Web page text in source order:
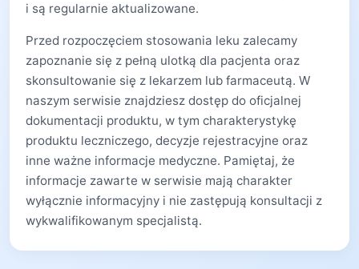
i są regularnie aktualizowane.
Przed rozpoczęciem stosowania leku zalecamy
zapoznanie się z pełną ulotką dla pacjenta oraz
skonsultowanie się z lekarzem lub farmaceutą. W
naszym serwisie znajdziesz dostęp do oficjalnej
dokumentacji produktu, w tym charakterystykę
produktu leczniczego, decyzje rejestracyjne oraz
inne ważne informacje medyczne. Pamiętaj, że
informacje zawarte w serwisie mają charakter
wyłącznie informacyjny i nie zastępują konsultacji z
wykwalifikowanym specjalistą.